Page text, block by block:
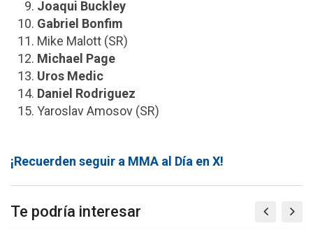
Joaqui Buckley
Gabriel Bonfim
Mike Malott (SR)
Michael Page
Uros Medic
Daniel Rodriguez
Yaroslav Amosov (SR)
¡Recuerden seguir a MMA al Día en X!
Te podría interesar